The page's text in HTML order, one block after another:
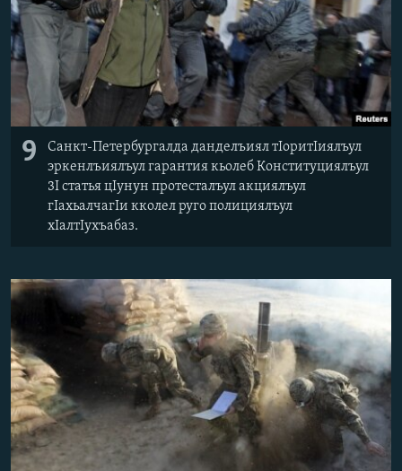
9
Санкт-Петербургалда данделъиял тІоритІиялъул
эркенлъиялъул гарантия кьолеб Конституциялъул
3І статья цІунун протесталъул акциялъул
гІахьалчагІи кколел руго полициялъул
хІалтІухъабаз.